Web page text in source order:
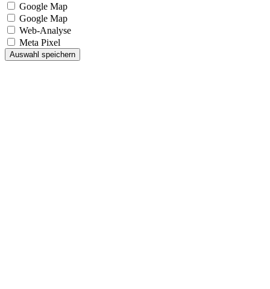
Google Map
Google Map
Web-Analyse
Meta Pixel
Auswahl speichern